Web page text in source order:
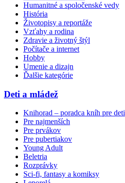
Humanitné a spoločenské vedy
História
Životopisy a reportáže
Vzťahy a rodina
Zdravie a životný štýl
Počítače a internet
Hobby
Umenie a dizajn
Ďalšie kategórie
Deti a mládež
Knihorad – poradca kníh pre deti
Pre najmenších
Pre prvákov
Pre pubertiakov
Young Adult
Beletria
Rozprávky
Sci-fi, fantasy a komiksy